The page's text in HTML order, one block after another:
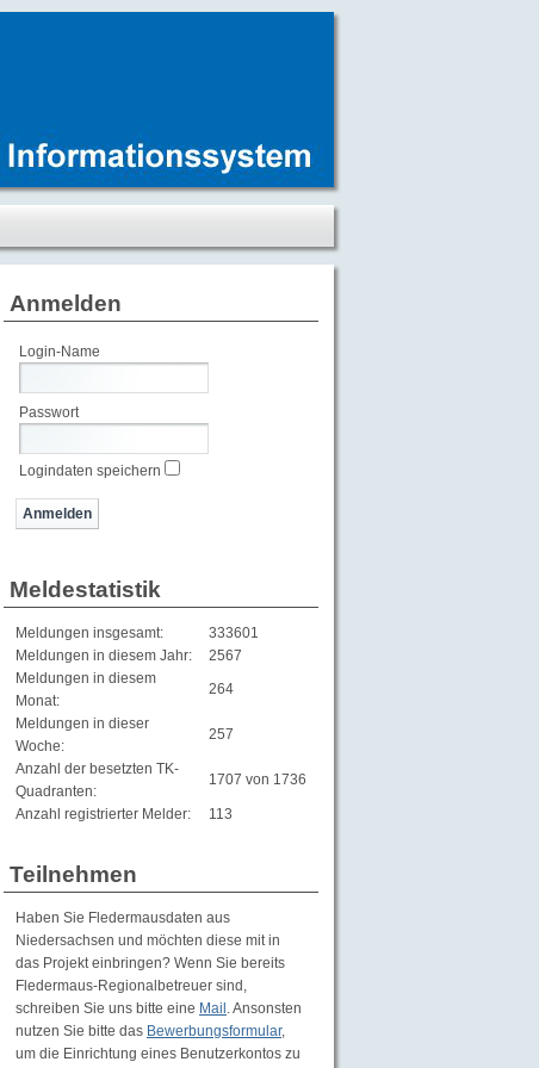
Anmelden
Login-Name
Passwort
Logindaten speichern
Meldestatistik
Meldungen insgesamt:
333601
Meldungen in diesem Jahr:
2567
Meldungen in diesem
Monat:
264
Meldungen in dieser
Woche:
257
Anzahl der besetzten TK-
Quadranten:
1707 von 1736
Anzahl registrierter Melder: 113
Teilnehmen
Haben Sie Fledermausdaten aus
Niedersachsen und möchten diese mit in
das Projekt einbringen? Wenn Sie bereits
Fledermaus-Regionalbetreuer sind,
schreiben Sie uns bitte eine Mail . Ansonsten
nutzen Sie bitte das Bewerbungsformular,
um die Einrichtung eines Benutzerkontos zu